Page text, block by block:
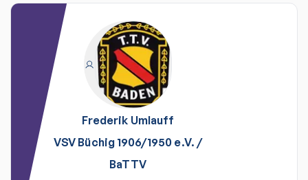
Frederik Umlauff
VSV Büchig 1906/1950 e.V. /
BaTTV